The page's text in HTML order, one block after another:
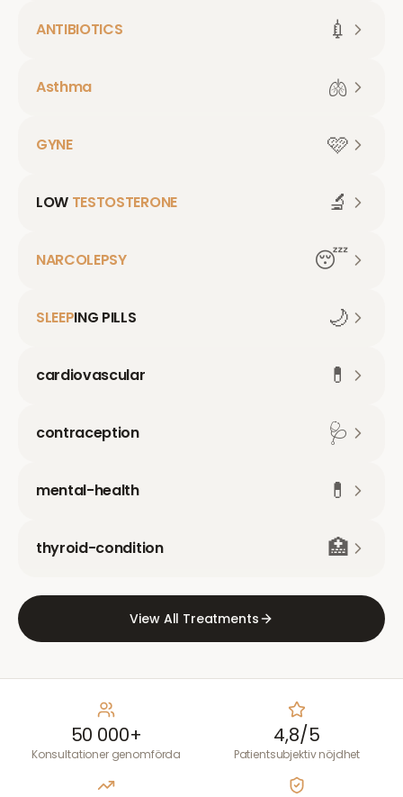
ANTIBIOTICS 💉
Asthma 🫁
GYNE 🩷
LOW TESTOSTERONE 🔬
NARCOLEPSY 😴
SLEEPING PILLS 🌙
cardiovascular 💊
contraception 🩺
mental-health 💊
thyroid-condition 🏥
View All Treatments
50 000+
Konsultationer genomförda
4,8/5
Patientsubjektiv nöjdhet